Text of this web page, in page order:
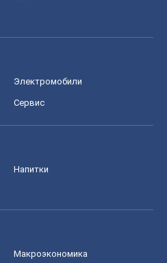
Электромобили
Сервис
Напитки
Mакроэкономика